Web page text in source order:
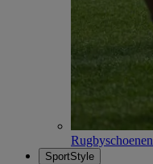
Rugbyschoenen
SportStyle